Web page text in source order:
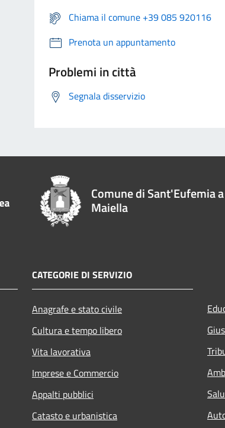
Chiama il comune +39 085 920116
Prenota un appuntamento
Problemi in città
Segnala disservizio
Comune di Sant'Eufemia a
Maiella
CATEGORIE DI SERVIZIO
Anagrafe e stato civile
Cultura e tempo libero
Vita lavorativa
Imprese e Commercio
Appalti pubblici
Catasto e urbanistica